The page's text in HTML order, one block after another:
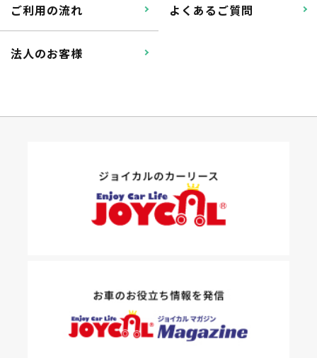
ご利用の流れ よくあるご質問
法人のお客様